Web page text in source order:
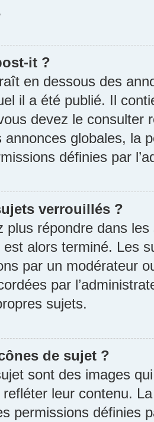
it ?
en dessous des
il a été publié. Il
devez le consulter
annonces globales, la
définies par
verrouillés ?
plus répondre dans
alors terminé. Les
par un modérateur
par
sujets.
de sujet ?
sont des images
leur contenu.
permissions définies